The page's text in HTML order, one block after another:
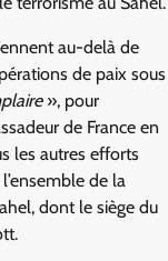
au-delà de
de paix sous
», pour
de France en
les autres efforts
de la
dont le siège du